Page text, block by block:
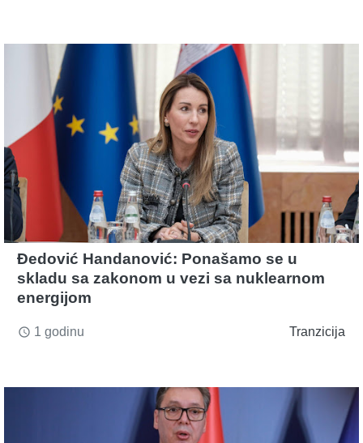
Đedović Handanović: Ponašamo se u
skladu sa zakonom u vezi sa nuklearnom
energijom
access_time 1 godinu Tranzicija